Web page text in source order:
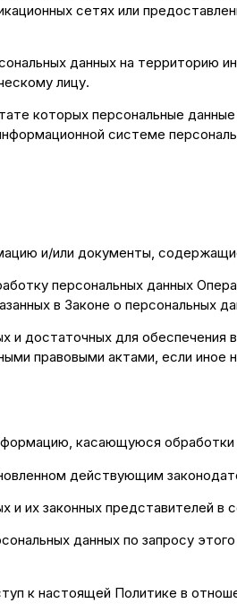
сетях или
данных на территорию
лицу.
которых персональные
системе
и/или документы,
персональных данных
в Законе о персональных
достаточных для обеспечения
правовыми актами, если
касающуюся обработки
действующим
их законных представителей
данных по запросу
к настоящей Политике в